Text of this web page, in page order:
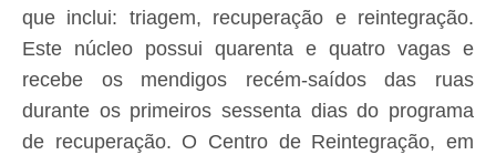
que inclui: triagem, recuperação e reintegração.
Este núcleo possui quarenta e quatro vagas e
recebe os mendigos recém-saídos das ruas
durante os primeiros sessenta dias do programa
de recuperação. O Centro de Reintegração, em